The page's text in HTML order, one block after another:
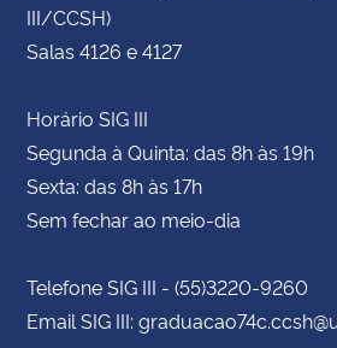
III/CCSH)
Salas 4126 e 4127
Horário SIG III
Segunda à Quinta: das 8h às 19h
Sexta: das 8h às 17h
Sem fechar ao meio-dia
Telefone SIG III - (55)3220-9260
Email SIG III: